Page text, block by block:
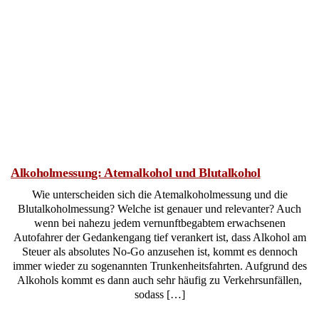
Alkoholmessung: Atemalkohol und Blutalkohol
Wie unterscheiden sich die Atemalkoholmessung und die
Blutalkoholmessung? Welche ist genauer und relevanter? Auch
wenn bei nahezu jedem vernunftbegabtem erwachsenen
Autofahrer der Gedankengang tief verankert ist, dass Alkohol am
Steuer als absolutes No-Go anzusehen ist, kommt es dennoch
immer wieder zu sogenannten Trunkenheitsfahrten. Aufgrund des
Alkohols kommt es dann auch sehr häufig zu Verkehrsunfällen,
sodass […]